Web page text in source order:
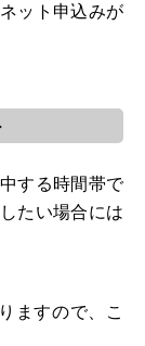
ット申込みが
する時間帯で
たい場合には
ますので、こ